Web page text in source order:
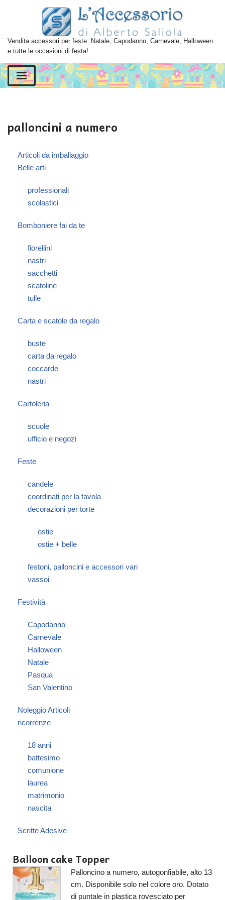
al
contenuto
Vendita accessori per feste: Natale, Capodanno, Carnevale, Halloween
e tutte le occasioni di festa!
palloncini a numero
Articoli da imballaggio
Belle arti
professionali
scolastici
Bomboniere fai da te
fiorellini
nastri
sacchetti
scatoline
tulle
Carta e scatole da regalo
buste
carta da regalo
coccarde
nastri
Cartoleria
scuole
ufficio e negozi
Feste
candele
coordinati per la tavola
decorazioni per torte
ostie
ostie + belle
festoni, palloncini e accessori vari
vassoi
Festività
Capodanno
Carnevale
Halloween
Natale
Pasqua
San Valentino
Noleggio Articoli
ricorrenze
18 anni
battesimo
comunione
laurea
matrimonio
nascita
Scritte Adesive
Balloon cake Topper
Palloncino a numero, autogonfiabile, alto 13
cm. Disponibile solo nel colore oro. Dotato
di puntale in plastica rovesciato per